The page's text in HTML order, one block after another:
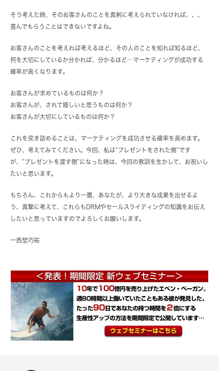
そう考えた時、そのお客さんのことを真剣に考えられていなければ、、、
喜んでもらうことはできないですよね。
お客さんのことを考えれば考えるほど、その人のことを知れば知るほど、
何を大切にしているか分かれば、分かるほど…マーケティングが成功する
確率が高くなります。
お客さんが求めているものは何か？
お客さんが、されて嬉しいと思うものは何か？
お客さんが大切にしているものは何か？
これを突き詰めることは、マーケティングを成功させる確率を高めます。
ぜひ、考えてみてください。今回、私は”プレゼントをされた側”です
が、”プレゼントを渡す側”になった時は、今回の教訓を生かして、お祝いし
たいと思います。
もちろん、これからもより一層、あなたが、より大きな成果を出せるよ
う、真摯に考えて、これらもDRMやセールスライティングの知識をお伝え
したいと思っていますのでよろしくお願いします。
ー西埜巧祐